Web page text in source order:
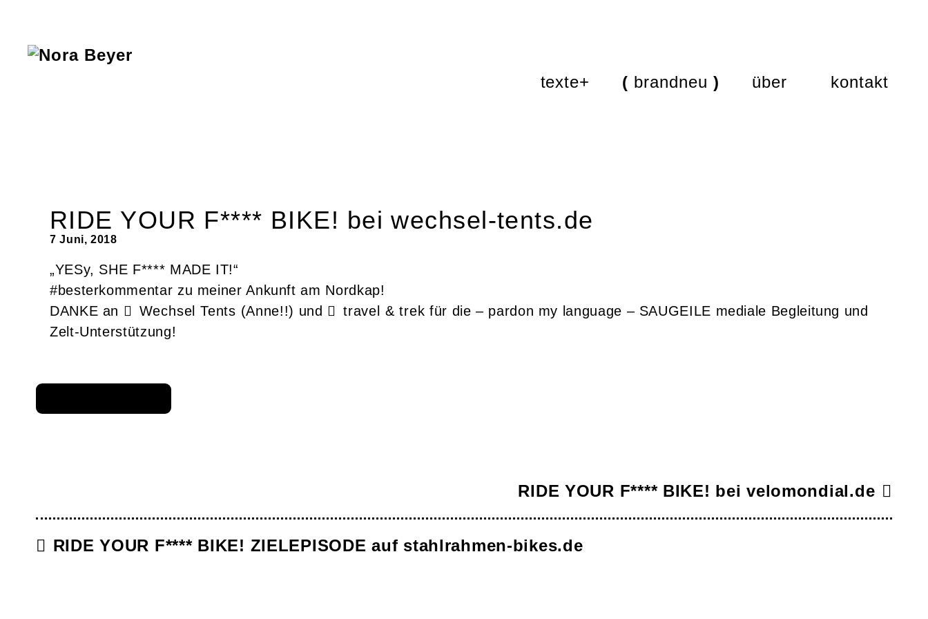
Nora
texte+ brandneu über kontakt
RIDE YOUR F**** BIKE! bei wechsel-tents.de
7 Juni, 2018
„YESy, SHE F**** MADE IT!“
#besterkommentar zu meiner Ankunft am Nordkap!
DANKE an
Wechsel Tents (Anne!!) und travel & trek für die – pardon my language – SAUGEILE mediale Begleitung und
Zelt-Unterstützung!
RIDE YOUR F**** BIKE! bei velomondial.de
RIDE YOUR F**** BIKE! ZIELEPISODE auf stahlrahmen-bikes.de